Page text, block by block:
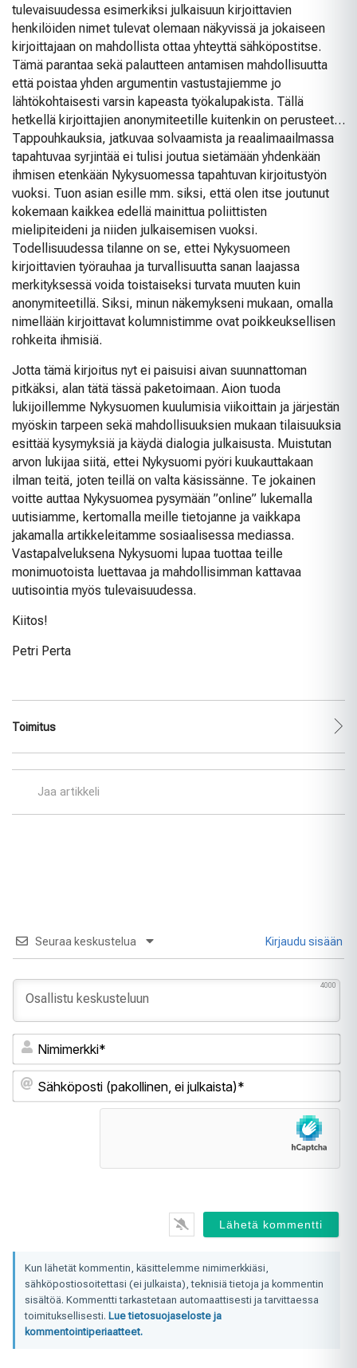
tulevaisuudessa esimerkiksi julkaisuun kirjoittavien
henkilöiden nimet tulevat olemaan näkyvissä ja jokaiseen
kirjoittajaan on mahdollista ottaa yhteyttä sähköpostitse.
Tämä parantaa sekä palautteen antamisen mahdollisuutta
että poistaa yhden argumentin vastustajiemme jo
lähtökohtaisesti varsin kapeasta työkalupakista. Tällä
hetkellä kirjoittajien anonymiteetille kuitenkin on perusteet…
Tappouhkauksia, jatkuvaa solvaamista ja reaalimaailmassa
tapahtuvaa syrjintää ei tulisi joutua sietämään yhdenkään
ihmisen etenkään Nykysuomessa tapahtuvan kirjoitustyön
vuoksi. Tuon asian esille mm. siksi, että olen itse joutunut
kokemaan kaikkea edellä mainittua poliittisten
mielipiteideni ja niiden julkaisemisen vuoksi.
Todellisuudessa tilanne on se, ettei Nykysuomeen
kirjoittavien työrauhaa ja turvallisuutta sanan laajassa
merkityksessä voida toistaiseksi turvata muuten kuin
anonymiteetillä. Siksi, minun näkemykseni mukaan, omalla
nimellään kirjoittavat kolumnistimme ovat poikkeuksellisen
rohkeita ihmisiä.
Jotta tämä kirjoitus nyt ei paisuisi aivan suunnattoman
pitkäksi, alan tätä tässä paketoimaan. Aion tuoda
lukijoillemme Nykysuomen kuulumisia viikoittain ja järjestän
myöskin tarpeen sekä mahdollisuuksien mukaan tilaisuuksia
esittää kysymyksiä ja käydä dialogia julkaisusta. Muistutan
arvon lukijaa siitä, ettei Nykysuomi pyöri kuukauttakaan
ilman teitä, joten teillä on valta käsissänne. Te jokainen
voitte auttaa Nykysuomea pysymään ”online” lukemalla
uutisiamme, kertomalla meille tietojanne ja vaikkapa
jakamalla artikkeleitamme sosiaalisessa mediassa.
Vastapalveluksena Nykysuomi lupaa tuottaa teille
monimuotoista luettavaa ja mahdollisimman kattavaa
uutisointia myös tulevaisuudessa.
Kiitos!
Petri Perta
Toimitus
Jaa artikkeli
Seuraa keskustelua Kirjaudu sisään
4000
ei
Kun lähetät kommentin, käsittelemme nimimerkkiäsi,
sähköpostiosoitettasi (ei julkaista), teknisiä tietoja ja kommentin
sisältöä. Kommentti tarkastetaan automaattisesti ja tarvittaessa
toimituksellisesti. Lue tietosuojaseloste ja
kommentointiperiaatteet.